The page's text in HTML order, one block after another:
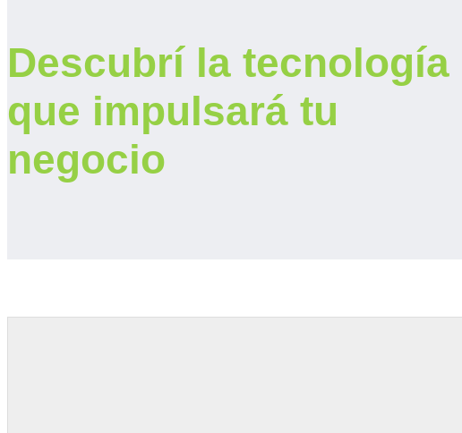
Descubrí la tecnología
que impulsará tu
negocio